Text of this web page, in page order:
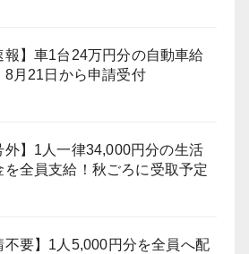
報】車1台24万円分の自動車給
8月21日から申請受付
外】1人一律34,000円分の生活
を全員支給！秋ごろに受取予定
不要】1人5,000円分を全員へ配